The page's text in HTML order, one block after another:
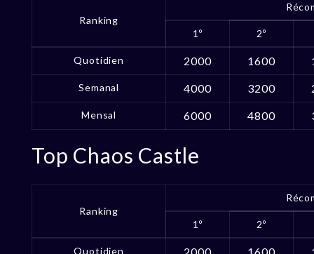
Ranking
1º 2º
Quotidien 2000 1600
Semanal 4000 3200
Mensal 6000 4800
Top Chaos Castle
Ranking
1º 2º
Quotidien